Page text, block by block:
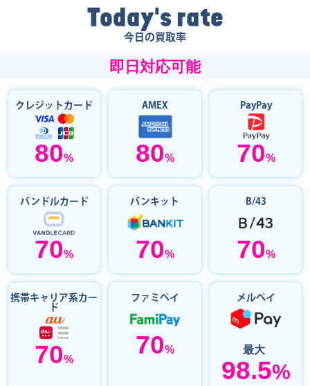
Today's rate
今日の買取率
即日対応可能
クレジットカード
80%
AMEX
80%
PayPay
70%
バンドルカード
70%
バンキット
70%
B/43
70%
携帯キャリア系カー
ド
70%
ファミペイ
70%
メルペイ
最大
98.5%